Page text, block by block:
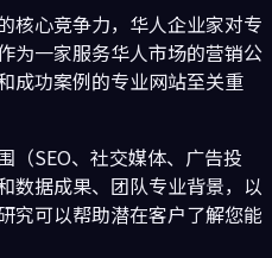
核心竞争力，华人企业家对专
为一家服务华人市场的营销公
成功案例的专业网站至关重
（SEO、社交媒体、广告投
数据成果、团队专业背景，以
究可以帮助潜在客户了解您能